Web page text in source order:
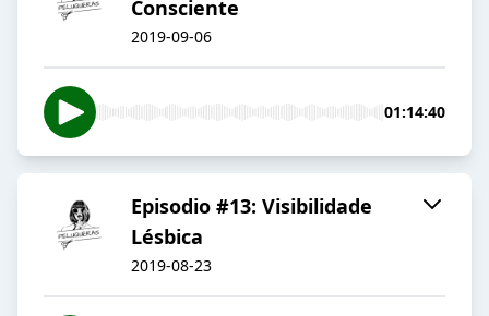
Consciente
2019-09-06
01:14:40
Episodio #13: Visibilidade
Lésbica
2019-08-23